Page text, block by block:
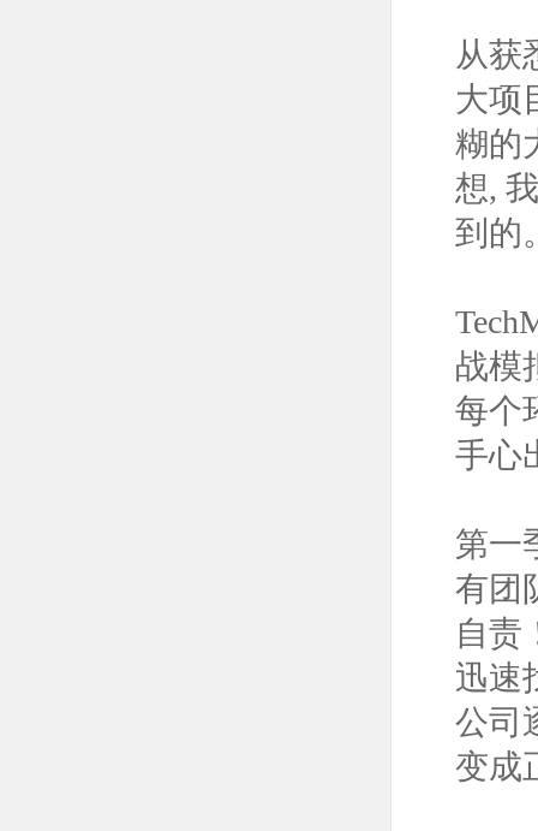
从获
大项
糊的
想,
到的
战模
每个
手心
第一
有团
自责
迅速
公司
变成